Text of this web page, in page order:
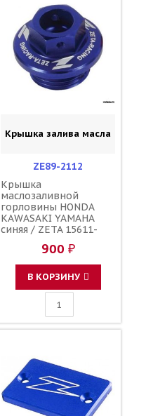
Крышка залива масла
ZE89-2112
Крышка
маслозаливной
горловины HONDA
KAWASAKI YAMAHA
синяя / ZETA 15611-
16115-018 3Y1-15363-
00-00 3Y1-15363-10-00
900 ₽
В КОРЗИНУ